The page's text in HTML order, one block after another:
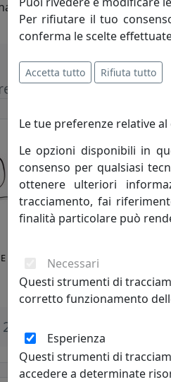
ROMA
278,00 €
Ferroluce
Per rifiutare il tuo
conferma le scelte
Accetta tutto Rifiuta tutto
Le tue preferenze relative
Le opzioni disponibili in
consenso per qualsiasi
ottenere ulteriori
tracciamento, fai
finalità particolare può
Necessari
Questi strumenti di
corretto funzionamento
Esperienza
Questi strumenti di
accedere a determinate